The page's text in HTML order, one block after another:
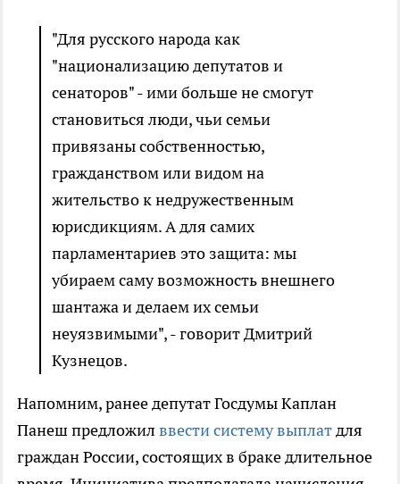
"Для русского народа как
"национализацию депутатов и
сенаторов" - ими больше не смогут
становиться люди, чьи семьи
привязаны собственностью,
гражданством или видом на
жительство к недружественным
юрисдикциям. А для самих
парламентариев это защита: мы
убираем саму возможность внешнего
шантажа и делаем их семьи
неуязвимыми", - говорит Дмитрий
Кузнецов.
Напомним, ранее депутат Госдумы Каплан
Панеш предложил ввести систему выплатдля
граждан России, состоящих в браке длительное